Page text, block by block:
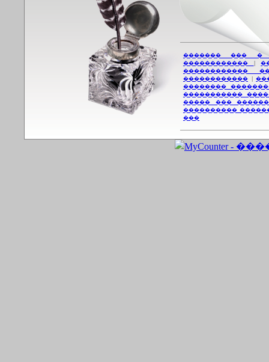
������� ��� �
������������
|
������������
������������ |
��������
�����������
����� ���
����������
���